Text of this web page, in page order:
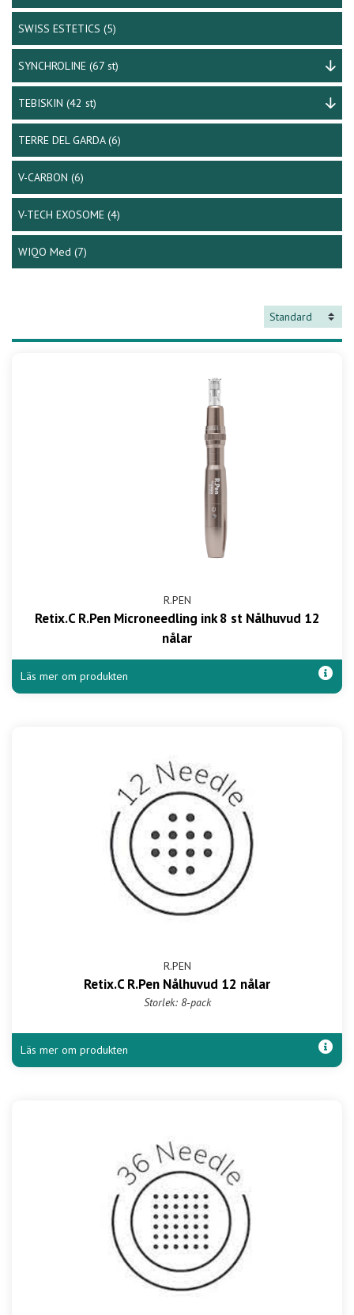
SWISS ESTETICS(5)
SYNCHROLINE (67 st)
TEBISKIN (42 st)
TERRE DEL GARDA(6)
V-CARBON(6)
V-TECH EXOSOME(4)
WIQO Med(7)
R.PEN
Retix.C R.Pen Microneedling ink 8 st Nålhuvud 12
nålar
Läs mer om produkten
R.PEN
Retix.C R.Pen Nålhuvud 12 nålar
Storlek: 8-pack
Läs mer om produkten